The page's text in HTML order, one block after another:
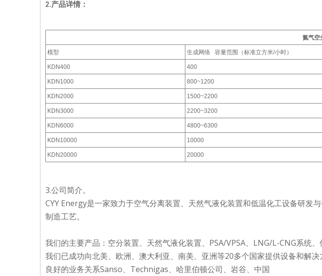
2.产品详情：
氮气空
模型 生成网络 容量范围 （标准立方米/小时）
KDN400 400
KDN1000 800~1200
KDN2000 1500~2200
KDN3000 2200~3200
KDN6000 4800~6300
KDN10000 10000
KDN20000 20000
3.公司简介。
CYY Energy是一家致力于空气分离装置、天然气液化装置和低温化工设备研
制造工艺。
我们的主要产品：空分装置、天然气液化装置、PSA/VPSA、LNG/L-CNG系统
我们已成功向北美、欧洲、澳大利亚、南美、亚洲等20多个国家提供设备和解
良好的业务关系Sanso、Technigas、哈里伯顿公司、岩谷、中国